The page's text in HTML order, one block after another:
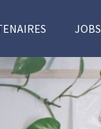
JOBS